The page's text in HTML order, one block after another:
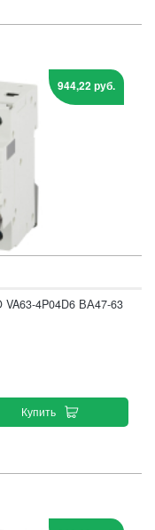
944,22 руб.
4P04D6 ВА47-63
Купить